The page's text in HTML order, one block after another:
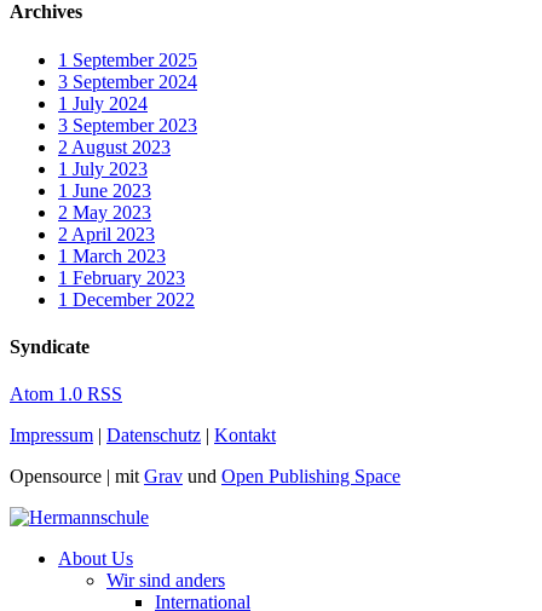
Archives
1 September 2025
3 September 2024
1 July 2024
3 September 2023
2 August 2023
1 July 2023
1 June 2023
2 May 2023
2 April 2023
1 March 2023
1 February 2023
1 December 2022
Syndicate
Atom 1.0 RSS
Impressum | Datenschutz | Kontakt
Opensource | mit Grav und Open Publishing Space
About Us
Wir sind anders
International